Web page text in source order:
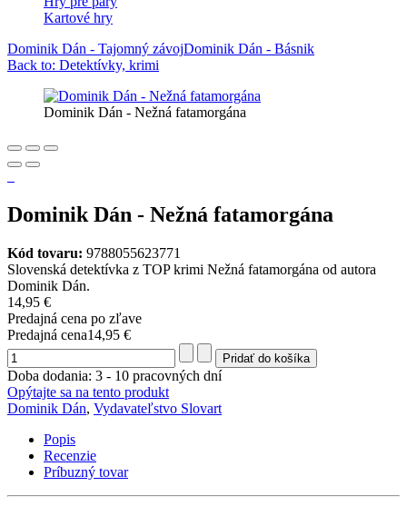
Kartové hry
Dominik Dán - Tajomný závojDominik Dán - Básnik
Back to: Detektívky, krimi
Dominik Dán - Nežná fatamorgána
Dominik Dán - Nežná fatamorgána
Kód tovaru: 9788055623771
Slovenská detektívka z TOP krimi Nežná fatamorgána od autora
Dominik Dán.
14,95 €
Predajná cena po zľave
Predajná cena14,95 €
Doba dodania: 3 - 10 pracovných dní
Opýtajte sa na tento produkt
Dominik Dán, Vydavateľstvo Slovart
Popis
Recenzie
Príbuzný tovar